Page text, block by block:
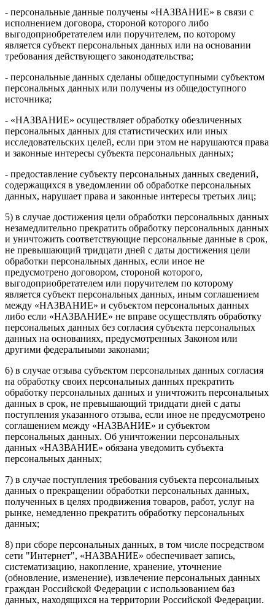
- персональные данные получены «НАЗВАНИЕ» в связи с
исполнением договора, стороной которого либо
выгодоприобретателем или поручителем, по которому
является субъект персональных данных или на основании
требования действующего законодательства;
- персональные данных сделаны общедоступными субъектом
персональных данных или получены из общедоступного
источника;
- «НАЗВАНИЕ» осуществляет обработку обезличенных
персональных данных для статистических или иных
исследовательских целей, если при этом не нарушаются права
и законные интересы субъекта персональных данных;
- предоставление субъекту персональных данных сведений,
содержащихся в уведомлении об обработке персональных
данных, нарушает права и законные интересы третьих лиц;
5) в случае достижения цели обработки персональных данных
незамедлительно прекратить обработку персональных данных
и уничтожить соответствующие персональные данные в срок,
не превышающий тридцати дней с даты достижения цели
обработки персональных данных, если иное не
предусмотрено договором, стороной которого,
выгодоприобретателем или поручителем по которому
является субъект персональных данных, иным соглашением
между «НАЗВАНИЕ» и субъектом персональных данных
либо если «НАЗВАНИЕ» не вправе осуществлять обработку
персональных данных без согласия субъекта персональных
данных на основаниях, предусмотренных Законом или
другими федеральными законами;
6) в случае отзыва субъектом персональных данных согласия
на обработку своих персональных данных прекратить
обработку персональных данных и уничтожить персональных
данных в срок, не превышающий тридцати дней с даты
поступления указанного отзыва, если иное не предусмотрено
соглашением между «НАЗВАНИЕ» и субъектом
персональных данных. Об уничтожении персональных
данных «НАЗВАНИЕ» обязана уведомить субъекта
персональных данных;
7) в случае поступления требования субъекта персональных
данных о прекращении обработки персональных данных,
полученных в целях продвижения товаров, работ, услуг на
рынке, немедленно прекратить обработку персональных
данных;
8) при сборе персональных данных, в том числе посредством
сети "Интернет", «НАЗВАНИЕ» обеспечивает запись,
систематизацию, накопление, хранение, уточнение
(обновление, изменение), извлечение персональных данных
граждан Российской Федерации с использованием баз
данных, находящихся на территории Российской Федерации.